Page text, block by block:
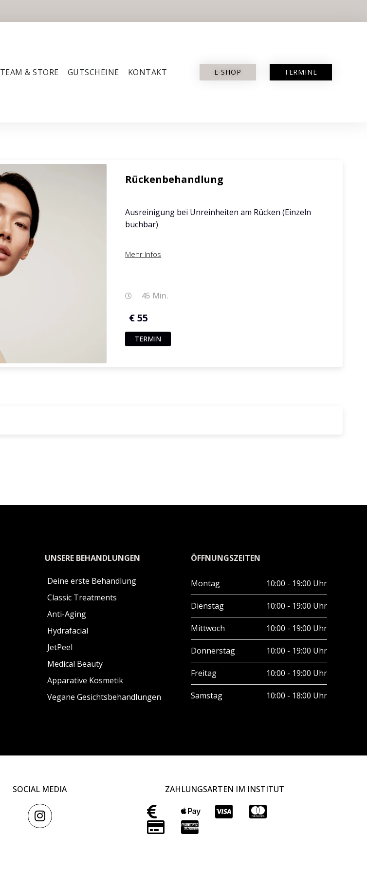
TEAM & STORE GUTSCHEINE KONTAKT E-SHOP TERMINE
Rückenbehandlung
Ausreinigung bei Unreinheiten am Rücken (Einzeln
buchbar)
Mehr Infos
45 Min.
€ 55
TERMIN
UNSERE BEHANDLUNGEN
Deine erste Behandlung
Classic Treatments
Anti-Aging
Hydrafacial
JetPeel
Medical Beauty
Apparative Kosmetik
Vegane Gesichtsbehandlungen
ÖFFNUNGSZEITEN
Montag 10:00 - 19:00 Uhr
Dienstag 10:00 - 19:00 Uhr
Mittwoch 10:00 - 19:00 Uhr
Donnerstag 10:00 - 19:00 Uhr
Freitag 10:00 - 19:00 Uhr
Samstag 10:00 - 18:00 Uhr
SOCIAL MEDIA
I
n
s
ZAHLUNGSARTEN IM INSTITUT